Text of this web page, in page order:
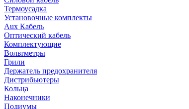
Термоусадка
Установочные комплекты
Aux Кабель
Оптический кабель
Комплектующие
Вольтметры
Грили
Держатель предохранителя
Дистрибьютеры
Кольца
Наконечники
Подиумы